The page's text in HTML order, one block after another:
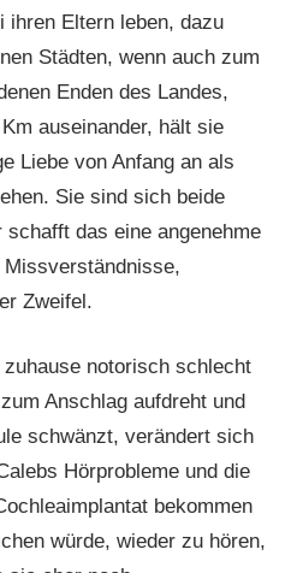
ihren Eltern leben, dazu
Städten, wenn auch zum
Enden des Landes,
auseinander, hält sie
Liebe von Anfang an als
Sie sind sich beide
das eine angenehme
Zweifel.
notorisch schlecht
Anschlag aufdreht und
schwänzt, verändert sich
Hörprobleme und die
bekommen
würde, wieder zu hören,